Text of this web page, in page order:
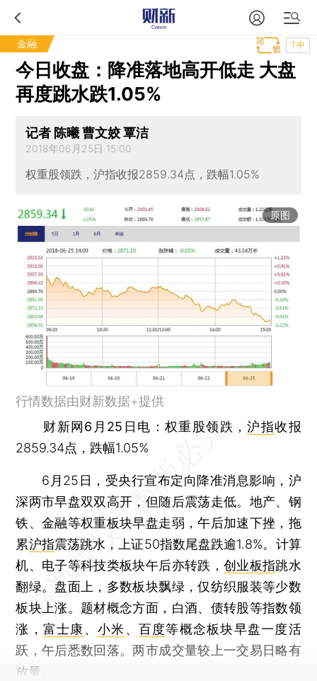
金融 T中
今日收盘：降准落地高开低走 大盘
再度跳水跌1.05%
记者 陈曦 曹文姣 覃洁
2018年06月25日 15:00
权重股领跌，沪指收报2859.34点，跌幅1.05%
原图
行情数据由财新数据+提供
财新网6月25日电 ：权重股领跌，沪指收报
2859.34点，跌幅1.05%
6月25日，受央行宣布定向降准消息影响，沪
深两市早盘双双高开，但随后震荡走低。地产、钢
铁、金融等权重板块早盘走弱，午后加速下挫，拖
累沪指震荡跳水，上证50指数尾盘跌逾1.8%。计算
机、电子等科技类板块午后亦转跌， 创业板指跳水
翻绿。盘面上，多数板块飘绿，仅纺织服装等少数
板块上涨。题材概念方面，白酒、债转股等指数领
涨， 富士康、 小米 、 百度等概念板块早盘一度活
跃，午后悉数回落。两市成交量较上一交易日略有
放量。